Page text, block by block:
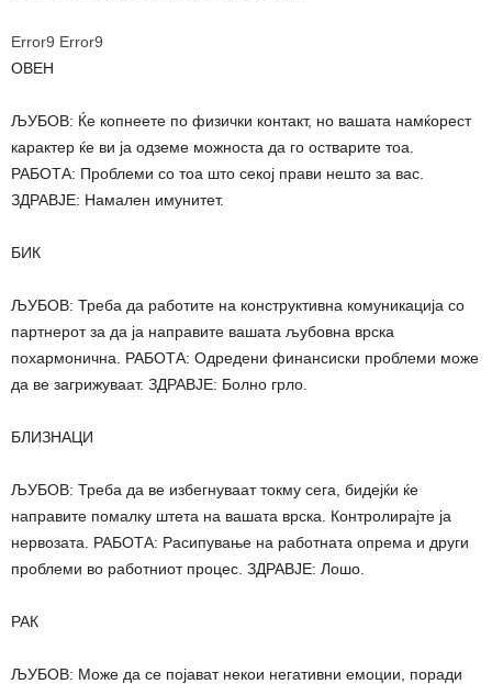
Error9 Error9
ОВЕН
ЉУБОВ: Ќе копнеете по физички контакт, но вашата намќорест
карактер ќе ви ја одземе можноста да го остварите тоа.
РАБОТА: Проблеми со тоа што секој прави нешто за вас.
ЗДРАВЈЕ: Намален имунитет.
БИК
ЉУБОВ: Треба да работите на конструктивна комуникација со
партнерот за да ја направите вашата љубовна врска
похармонична. РАБОТА: Одредени финансиски проблеми може
да ве загрижуваат. ЗДРАВЈЕ: Болно грло.
БЛИЗНАЦИ
ЉУБОВ: Треба да ве избегнуваат токму сега, бидејќи ќе
направите помалку штета на вашата врска. Контролирајте ја
нервозата. РАБОТА: Расипување на работната опрема и други
проблеми во работниот процес. ЗДРАВЈЕ: Лошо.
РАК
ЉУБОВ: Може да се појават некои негативни емоции, поради